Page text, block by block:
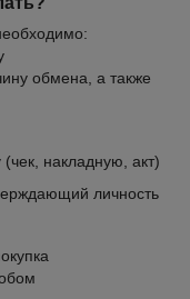
обмена, а также
накладную, акт)
личность